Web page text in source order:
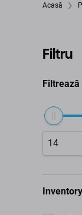
Acasă
Filtru
Inventory